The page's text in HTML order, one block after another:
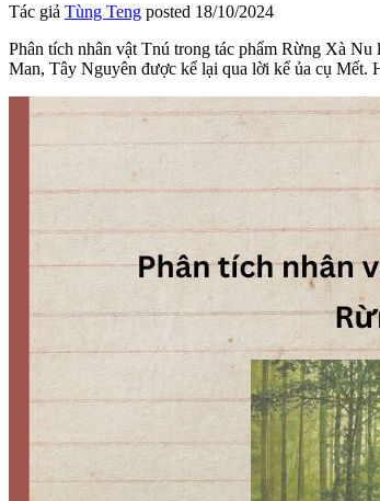
Tác giả Tùng Teng posted 18/10/2024
Phân tích nhân vật Tnú trong tác phẩm Rừng Xà
Man, Tây Nguyên được kể lại qua lời kể ủa cụ Mết.